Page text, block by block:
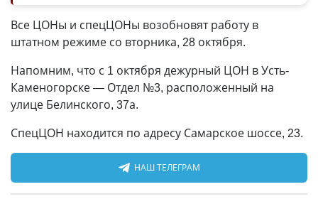
Все ЦОНы и спецЦОНы возобновят работу в
штатном режиме со вторника, 28 октября.
Напомним, что с 1 октября дежурный ЦОН в Усть-
Каменогорске — Отдел №3, расположенный на
улице Белинского, 37а.
СпецЦОН находится по адресу Самарское шоссе, 23.
НАШ ТЕЛЕГРАМ